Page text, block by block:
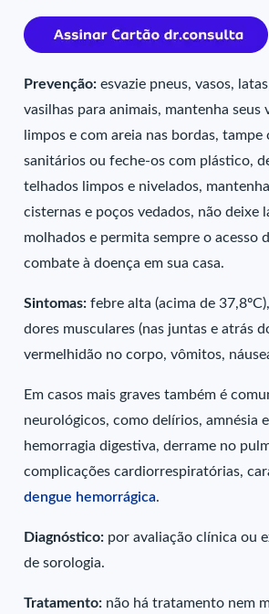
Prevenção: esvazie pneus,vasos,
vasilhas para animais, mantenha seus
limpos e com areia nas bordas, tampe
sanitários ou feche-os com plástico,
telhados limpos e nivelados, mantenha
cisternas e poços vedados, não deixe
molhados e permita sempre o acesso
combate à doença em sua casa.
Sintomas: febre alta (acima de
dores musculares (nas juntas e atrás
vermelhidão no corpo, vômitos,
Em casos mais graves também é
neurológicos, como delírios, amnésia
hemorragia digestiva, derrame no
complicações cardiorrespiratórias,
dengue hemorrágica.
Diagnóstico: por avaliação clínica ou
de sorologia.
Tratamento: não há tratamento nem